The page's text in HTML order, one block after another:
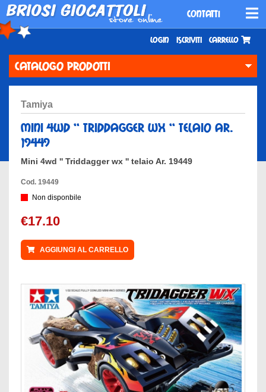
CONTATTI
CATALOGO PRODOTTI
Login Iscriviti Carrello
tamiya
mini 4wd '' triddagger wx '' telaio ar.
19449
Mini 4wd '' Triddagger wx '' telaio Ar. 19449
Cod. 19449
Non disponbile
€17.10
AGGIUNGI AL CARRELLO